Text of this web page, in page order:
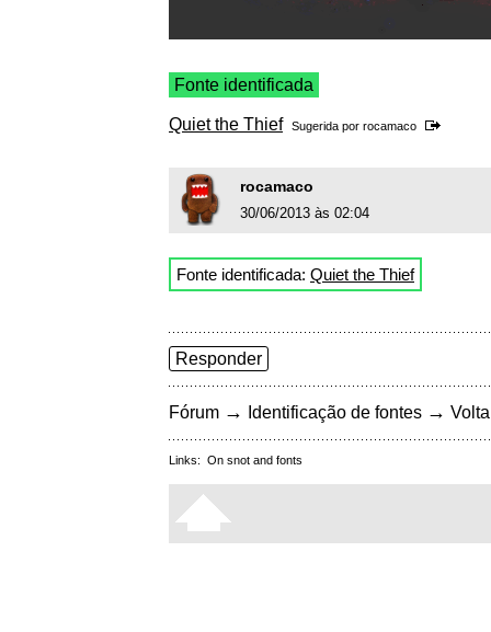
Fonte identificada
Quiet the Thief Sugerida por rocamaco
rocamaco
30/06/2013 às 02:04
Fonte identificada: Quiet the Thief
Responder
Fórum → Identificação de fontes →
Links: On snot and fonts